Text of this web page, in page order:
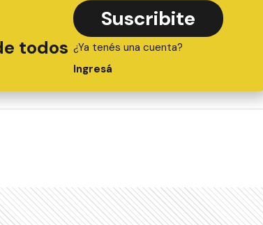
todos
Suscribite
¿Ya tenés una cuenta?
Ingresá